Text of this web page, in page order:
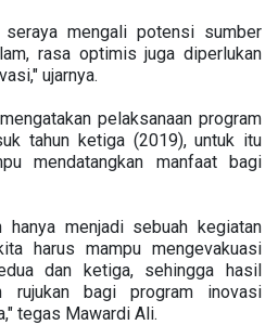
mengali potensi sumber
rasa optimis juga diperlukan
ujarnya.
pelaksanaan program
tahun ketiga (2019), untuk itu
mendatangkan manfaat bagi
menjadi sebuah kegiatan
harus mampu mengevakuasi
dan ketiga, sehingga hasil
rujukan bagi program inovasi
tegas Mawardi Ali.